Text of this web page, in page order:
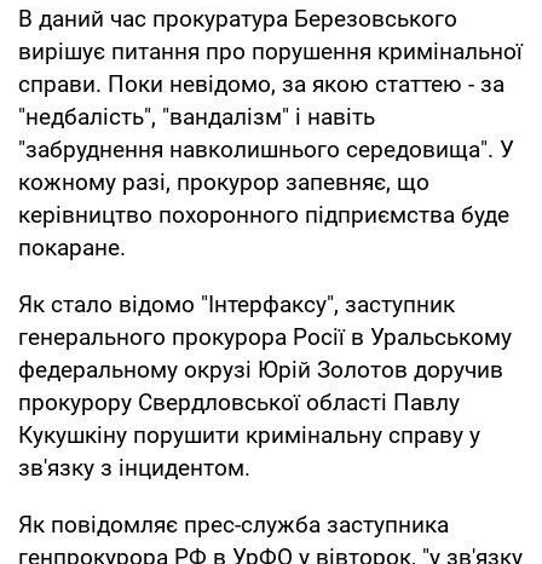
В даний час прокуратура Березовського
вирішує питання про порушення кримінальної
справи. Поки невідомо, за якою статтею - за
"недбалість", "вандалізм" і навіть
"забруднення навколишнього середовища". У
кожному разі, прокурор запевняє, що
керівництво похоронного підприємства буде
покаране.
Як стало відомо "Інтерфаксу", заступник
генерального прокурора Росії в Уральському
федеральному окрузі Юрій Золотов доручив
прокурору Свердловської області Павлу
Кукушкіну порушити кримінальну справу у
зв'язку з інцидентом.
Як повідомляє прес-служба заступника
генпрокурора РФ в УрФО у вівторок, "у зв'язку